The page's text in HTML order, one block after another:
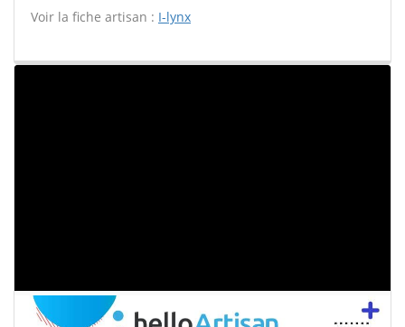
Voir la fiche artisan : I-lynx